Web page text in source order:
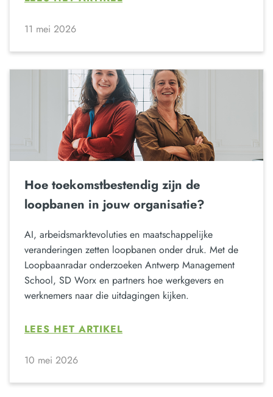
11 mei 2026
Hoe toekomstbestendig zijn de
loopbanen in jouw organisatie?
AI, arbeidsmarktevoluties en maatschappelijke
veranderingen zetten loopbanen onder druk. Met de
Loopbaanradar onderzoeken Antwerp Management
School, SD Worx en partners hoe werkgevers en
werknemers naar die uitdagingen kijken.
LEES HET ARTIKEL
10 mei 2026